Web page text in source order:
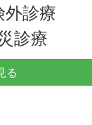
診療
診療
る